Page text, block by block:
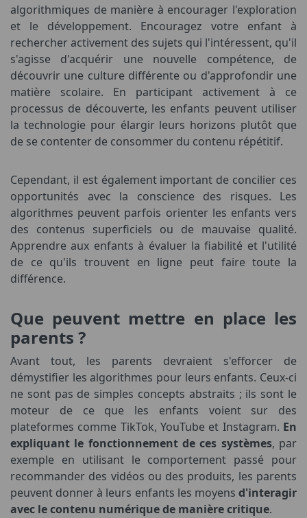
algorithmiques de manière à encourager l'exploration
et le développement. Encouragez votre enfant à
rechercher activement des sujets qui l'intéressent, qu'il
s'agisse d'acquérir une nouvelle compétence, de
découvrir une culture différente ou d'approfondir une
matière scolaire. En participant activement à ce
processus de découverte, les enfants peuvent utiliser
la technologie pour élargir leurs horizons plutôt que
de se contenter de consommer du contenu répétitif.
Cependant, il est également important de concilier ces
opportunités avec la conscience des risques. Les
algorithmes peuvent parfois orienter les enfants vers
des contenus superficiels ou de mauvaise qualité.
Apprendre aux enfants à évaluer la fiabilité et l'utilité
de ce qu'ils trouvent en ligne peut faire toute la
différence.
Que peuvent mettre en place les
parents ?
Avant tout, les parents devraient s'efforcer de
démystifier les algorithmes pour leurs enfants. Ceux-ci
ne sont pas de simples concepts abstraits ; ils sont le
moteur de ce que les enfants voient sur des
plateformes comme TikTok, YouTube et Instagram. En
expliquant le fonctionnement de ces systèmes, par
exemple en utilisant le comportement passé pour
recommander des vidéos ou des produits, les parents
peuvent donner à leurs enfants les moyens d'interagir
avec le contenu numérique de manière critique.